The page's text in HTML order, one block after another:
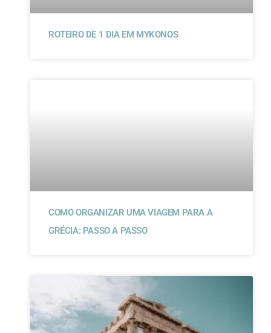
ROTEIRO DE 1 DIA EM MYKONOS
COMO ORGANIZAR UMA VIAGEM PARA A
GRÉCIA: PASSO A PASSO